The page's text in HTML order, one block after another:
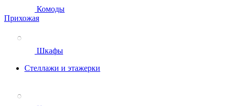
Комоды
Прихожая
Шкафы
Стеллажи и этажерки